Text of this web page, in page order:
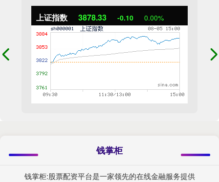
上证指数 3878.33 -0.10 0.00%
钱掌柜
钱掌柜:股票配资平台是一家领先的在线金融服务提供